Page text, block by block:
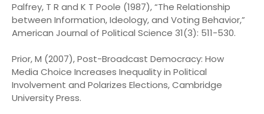
Palfrey, T R and K T Poole (1987), “The Relationship
between Information, Ideology, and Voting Behavior,”
American Journal of Political Science 31(3): 511-530.
Prior, M (2007), Post-Broadcast Democracy: How
Media Choice Increases Inequality in Political
Involvement and Polarizes Elections, Cambridge
University Press.